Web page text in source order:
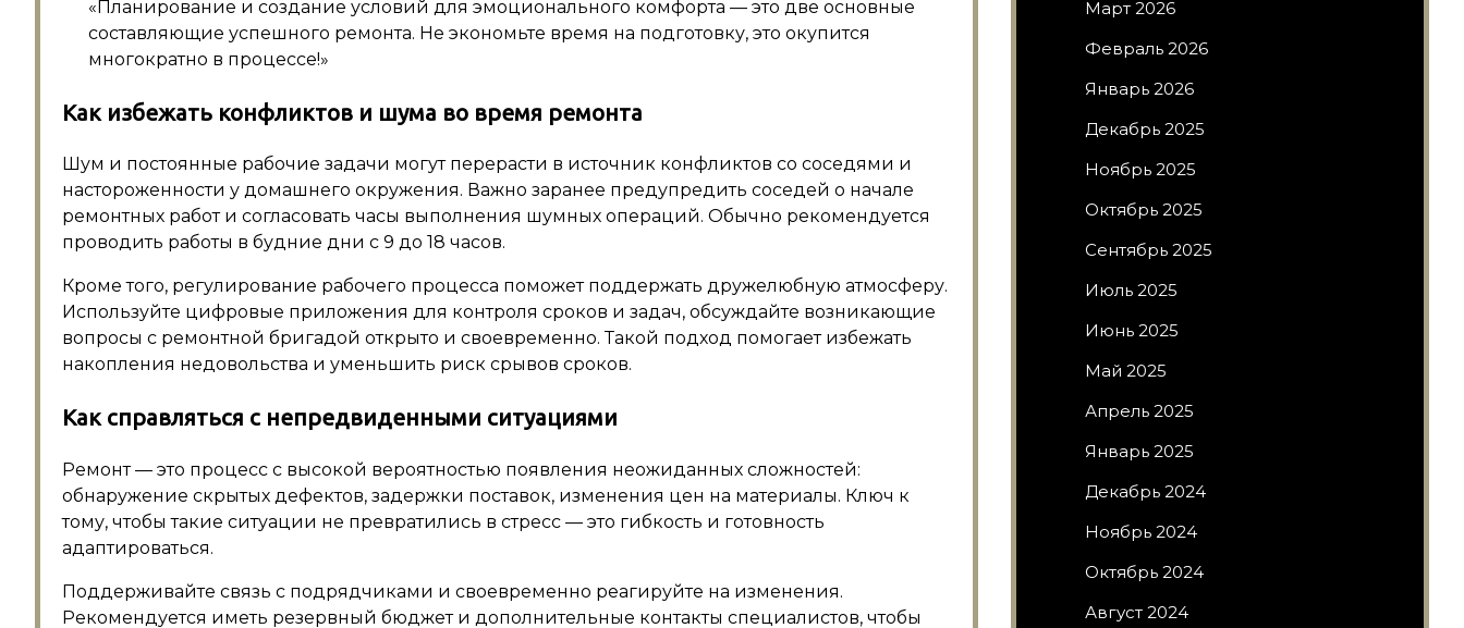
«Планирование и создание условий для эмоционального комфорта — это две основные
составляющие успешного ремонта. Не экономьте время на подготовку, это окупится
многократно в процессе!»
Как избежать конфликтов и шума во время ремонта
Шум и постоянные рабочие задачи могут перерасти в источник конфликтов со соседями и
настороженности у домашнего окружения. Важно заранее предупредить соседей о начале
ремонтных работ и согласовать часы выполнения шумных операций. Обычно рекомендуется
проводить работы в будние дни с 9 до 18 часов.
Кроме того, регулирование рабочего процесса поможет поддержать дружелюбную атмосферу.
Используйте цифровые приложения для контроля сроков и задач, обсуждайте возникающие
вопросы с ремонтной бригадой открыто и своевременно. Такой подход помогает избежать
накопления недовольства и уменьшить риск срывов сроков.
Как справляться с непредвиденными ситуациями
Ремонт — это процесс с высокой вероятностью появления неожиданных сложностей:
обнаружение скрытых дефектов, задержки поставок, изменения цен на материалы. Ключ к
тому, чтобы такие ситуации не превратились в стресс — это гибкость и готовность
адаптироваться.
Поддерживайте связь с подрядчиками и своевременно реагируйте на изменения.
Рекомендуется иметь резервный бюджет и дополнительные контакты специалистов, чтобы
Март 2026
Февраль 2026
Январь 2026
Декабрь 2025
Ноябрь 2025
Октябрь 2025
Сентябрь 2025
Июль 2025
Июнь 2025
Май 2025
Апрель 2025
Январь 2025
Декабрь 2024
Ноябрь 2024
Октябрь 2024
Август 2024